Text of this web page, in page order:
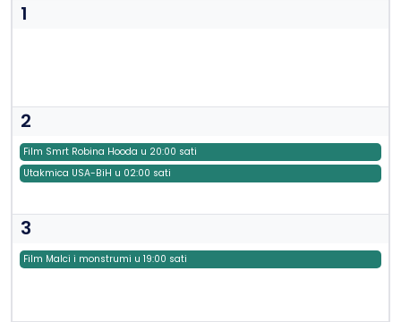
1
2
Film Smrt Robina Hooda u 20:00 sati
Utakmica USA-BiH u 02:00 sati
3
Film Malci i monstrumi u 19:00 sati